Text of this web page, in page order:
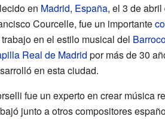
en Madrid, España, el 3 de
Courcelle, fue un importante
en el estilo musical del
Real de Madrid por más de 30
en esta ciudad.
fue un experto en crear música
junto a otros compositores